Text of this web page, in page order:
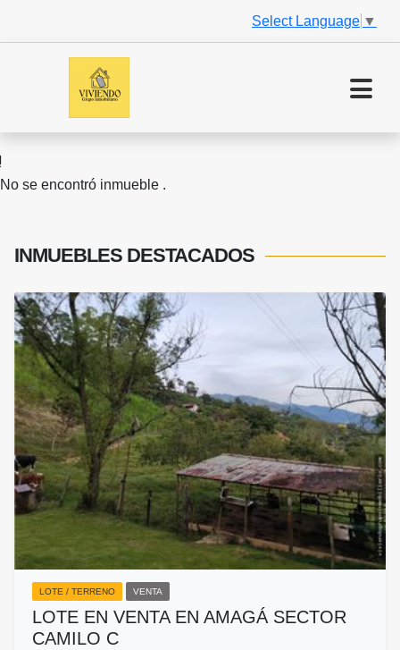
Select Language ▼
No se encontró inmueble .
INMUEBLES DESTACADOS
LOTE / TERRENO VENTA
LOTE EN VENTA EN AMAGÁ SECTOR
CAMILO C